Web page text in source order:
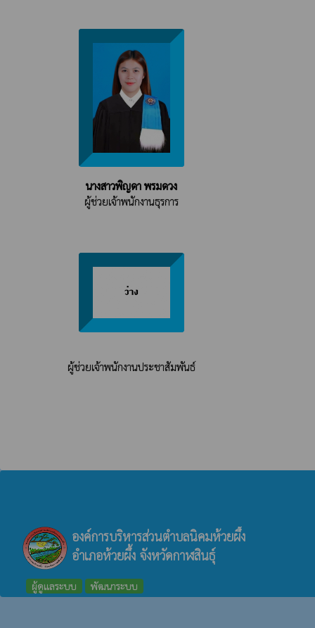
นางสาวพิญดา พรมดวง
ผู้ช่วยเจ้าพนักงานธุรการ
ผู้ช่วยเจ้าพนักงานประชาสัมพันธ์
องค์การบริหารส่วนตำบลนิคมห้วยผึ้ง
อำเภอห้วยผึ้ง จังหวัดกาฬสินธุ์
ผู้ดูแลระบบ พัฒนาระบบ